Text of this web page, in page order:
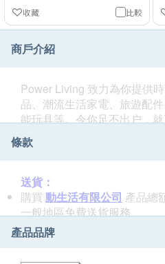
比較
收藏
商戶介紹
Power Living 致力為你提供
品、潮流生活家電、旅遊配
能玩具等。令你足不出户，
條款
送貨：
購買 動生活有限公司 產品總
一般地區免費送貨服務
賬單總額未滿HK$500需附加
東涌、長洲、馬灣、梅窩、南
產品品牌